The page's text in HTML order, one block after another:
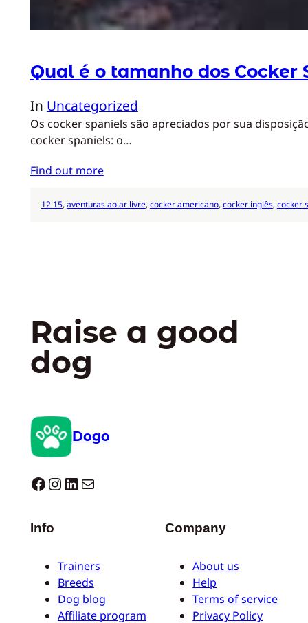
Qual é o tamanho dos Cocker
In Uncategorized
Os cocker spaniels são apreciados por sua
cocker spaniels: o…
Find out more
12 15, aventuras ao ar livre, cocker americano, cocker inglês, cocker
Raise a good
dog
Dogo
Dogo facebook InstagramLinkedIn E-mail
Info
Trainers
Breeds
Dog blog
Affiliate program
Company
About us
Help
Terms of service
Privacy Policy